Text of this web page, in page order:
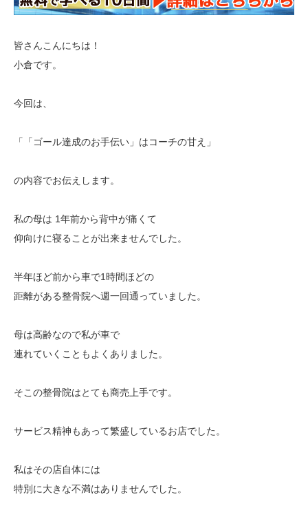
皆さんこんにちは！
小倉です。
今回は、
「「ゴール達成のお手伝い」はコーチの甘え」
の内容でお伝えします。
私の母は 1年前から背中が痛くて
仰向けに寝ることが出来ませんでした。
半年ほど前から車で1時間ほどの
距離がある整骨院へ週一回通っていました。
母は高齢なので私が車で
連れていくこともよくありました。
そこの整骨院はとても商売上手です。
サービス精神もあって繁盛しているお店でした。
私はその店自体には
特別に大きな不満はありませんでした。